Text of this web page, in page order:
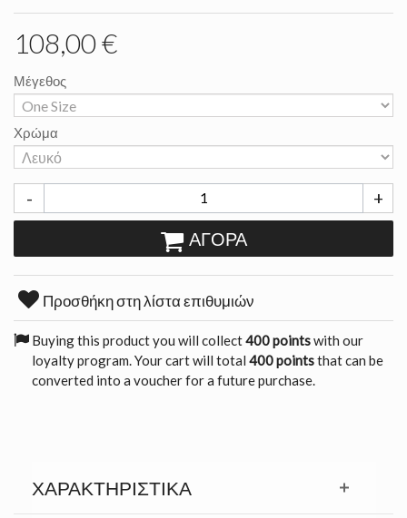
108,00 €
Μέγεθος
Χρώμα
- +
ΑΓΟΡΆ
Προσθήκη στη λίστα επιθυμιών
Buying this product you will collect400 pointswith our
loyalty program. Your cart will total 400 pointsthat can be
converted into a voucher for a future purchase.
ΧΑΡΑΚΤΗΡΙΣΤΙΚΆ